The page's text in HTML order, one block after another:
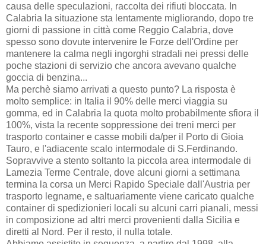
causa delle speculazioni, raccolta dei rifiuti bloccata. In
Calabria la situazione sta lentamente migliorando, dopo tre
giorni di passione in città come Reggio Calabria, dove
spesso sono dovute intervenire le Forze dell'Ordine per
mantenere la calma negli ingorghi stradali nei pressi delle
poche stazioni di servizio che ancora avevano qualche
goccia di benzina...
Ma perchè siamo arrivati a questo punto? La risposta è
molto semplice: in Italia il 90% delle merci viaggia su
gomma, ed in Calabria la quota molto probabilmente sfiora il
100%, vista la recente soppressione dei treni merci per
trasporto container e casse mobili da/per il Porto di Gioia
Tauro, e l'adiacente scalo intermodale di S.Ferdinando.
Sopravvive a stento soltanto la piccola area intermodale di
Lamezia Terme Centrale, dove alcuni giorni a settimana
termina la corsa un Merci Rapido Speciale dall'Austria per
trasporto legname, e saltuariamente viene caricato qualche
container di spedizionieri locali su alcuni carri pianali, messi
in composizione ad altri merci provenienti dalla Sicilia e
diretti al Nord. Per il resto, il nulla totale.